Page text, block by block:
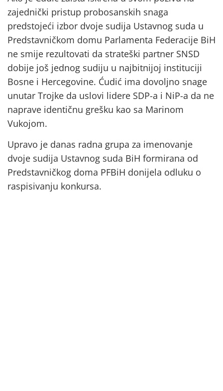
zajednički pristup probosanskih snaga
predstojeći izbor dvoje sudija Ustavnog suda u
Predstavničkom domu Parlamenta Federacije BiH
ne smije rezultovati da strateški partner SNSD
dobije još jednog sudiju u najbitnijoj instituciji
Bosne i Hercegovine. Ćudić ima dovoljno snage
unutar Trojke da uslovi lidere SDP-a i NiP-a da ne
naprave identičnu grešku kao sa Marinom
Vukojom.
Upravo je danas radna grupa za imenovanje
dvoje sudija Ustavnog suda BiH formirana od
Predstavničkog doma PFBiH donijela odluku o
raspisivanju konkursa.